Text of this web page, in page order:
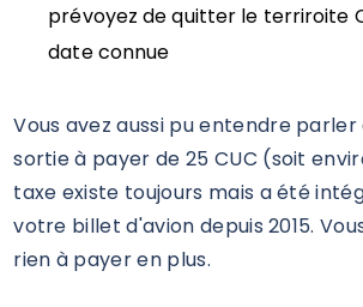
prévoyez de quitter le terriroite
date connue
Vous avez aussi pu entendre
sortie à payer de 25 CUC (soit
taxe existe toujours mais a été
votre billet d'avion depuis 2015.
rien à payer en plus.